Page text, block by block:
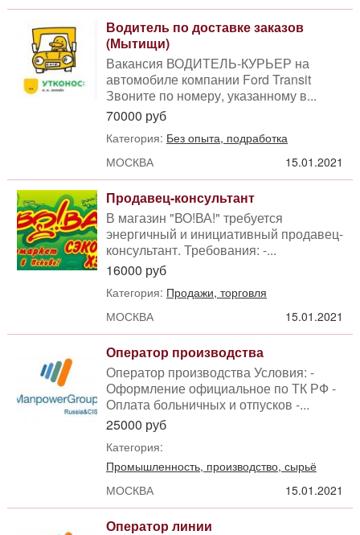
Водитель по доставке заказов
(Мытищи)
Вакансия ВОДИТЕЛЬ-КУРЬЕР на
автомобиле компании Ford Transit
Звоните по номеру, указанному в...
70000 руб
Категория: Без опыта, подработка
МОСКВА
15.01.2021
Продавец-консультант
В магазин "ВО!ВА!" требуется
энергичный и инициативный продавец-
консультант. Требования: -...
16000 руб
Категория: Продажи, торговля
МОСКВА
15.01.2021
Оператор производства
Оператор производства Условия: -
Оформление официальное по ТК РФ -
Оплата больничных и отпусков -...
25000 руб
Категория:
Промышленность, производство, сырьё
МОСКВА
15.01.2021
Оператор линии